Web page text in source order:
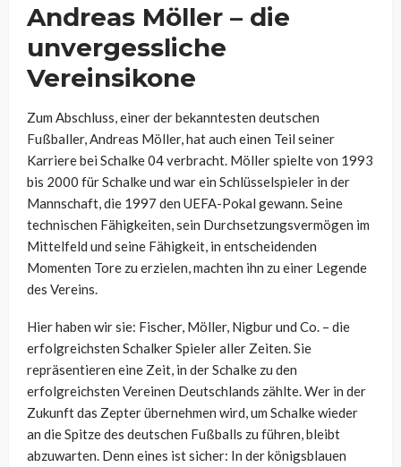
Andreas Möller – die
unvergessliche
Vereinsikone
Zum Abschluss, einer der bekanntesten deutschen
Fußballer, Andreas Möller, hat auch einen Teil seiner
Karriere bei Schalke 04 verbracht. Möller spielte von 1993
bis 2000 für Schalke und war ein Schlüsselspieler in der
Mannschaft, die 1997 den UEFA-Pokal gewann. Seine
technischen Fähigkeiten, sein Durchsetzungsvermögen im
Mittelfeld und seine Fähigkeit, in entscheidenden
Momenten Tore zu erzielen, machten ihn zu einer Legende
des Vereins.
Hier haben wir sie: Fischer, Möller, Nigbur und Co. – die
erfolgreichsten Schalker Spieler aller Zeiten. Sie
repräsentieren eine Zeit, in der Schalke zu den
erfolgreichsten Vereinen Deutschlands zählte. Wer in der
Zukunft das Zepter übernehmen wird, um Schalke wieder
an die Spitze des deutschen Fußballs zu führen, bleibt
abzuwarten. Denn eines ist sicher: In der königsblauen